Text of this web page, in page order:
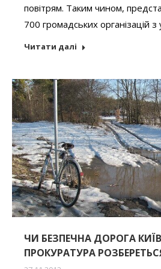
повітрям. Таким чином,
700 громадських організацій з
Читати далі
ЧИ БЕЗПЕЧНА ДОРОГА
ПРОКУРАТУРА